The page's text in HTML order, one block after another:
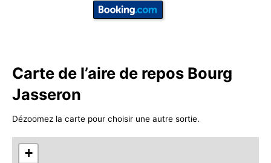
Carte de l’aire de repos Bourg
Jasseron
Dézoomez la carte pour choisir une autre sortie.
+